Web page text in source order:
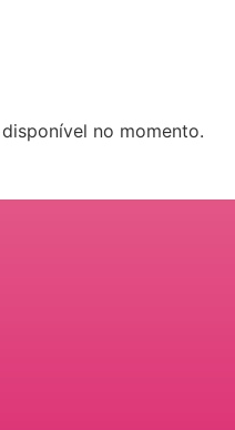
no momento.